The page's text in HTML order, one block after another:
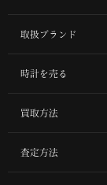
取扱ブランド
時計を売る
買取方法
査定方法